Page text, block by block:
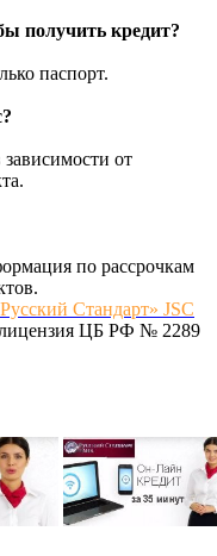
получить кредит?
паспорт.
от
по рассрочкам
Стандарт» JSC
лицензия ЦБ РФ № 2289